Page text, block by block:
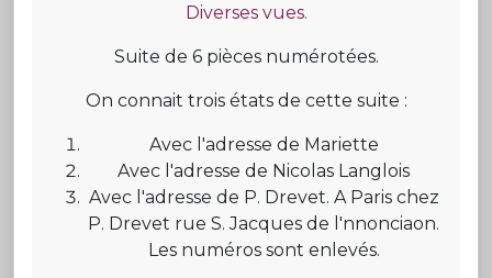
Diverses vues.
Suite de 6 pièces numérotées.
On connait trois états de cette suite :
Avec l'adresse de Mariette
Avec l'adresse de Nicolas Langlois
Avec l'adresse de P. Drevet. A Paris chez
P. Drevet rue S. Jacques de l'nnonciaon.
Les numéros sont enlevés.